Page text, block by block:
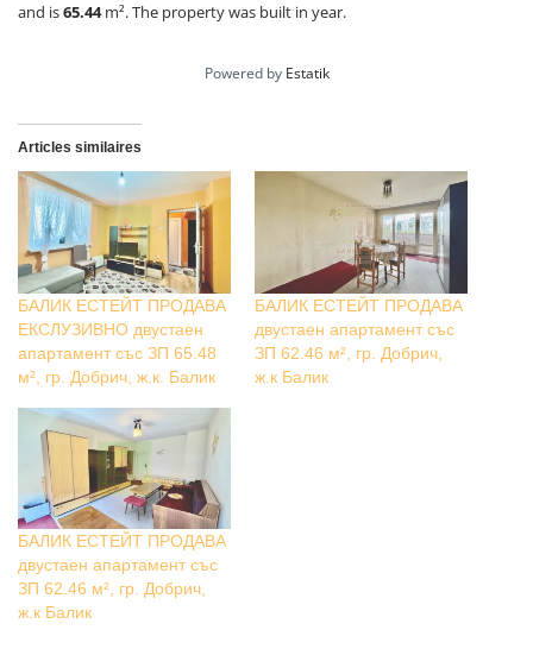
and is65.44 m². The property was built in year.
Powered by Estatik
Articles similaires
БАЛИК ЕСТЕЙТ ПРОДАВА
ЕКСЛУЗИВНО двустаен
апартамент със ЗП 65.48
м², гр. Добрич, ж.к. Балик
БАЛИК ЕСТЕЙТ ПРОДАВА
двустаен апартамент със
ЗП 62.46 м², гр. Добрич,
ж.к Балик
БАЛИК ЕСТЕЙТ ПРОДАВА
двустаен апартамент със
ЗП 62.46 м², гр. Добрич,
ж.к Балик